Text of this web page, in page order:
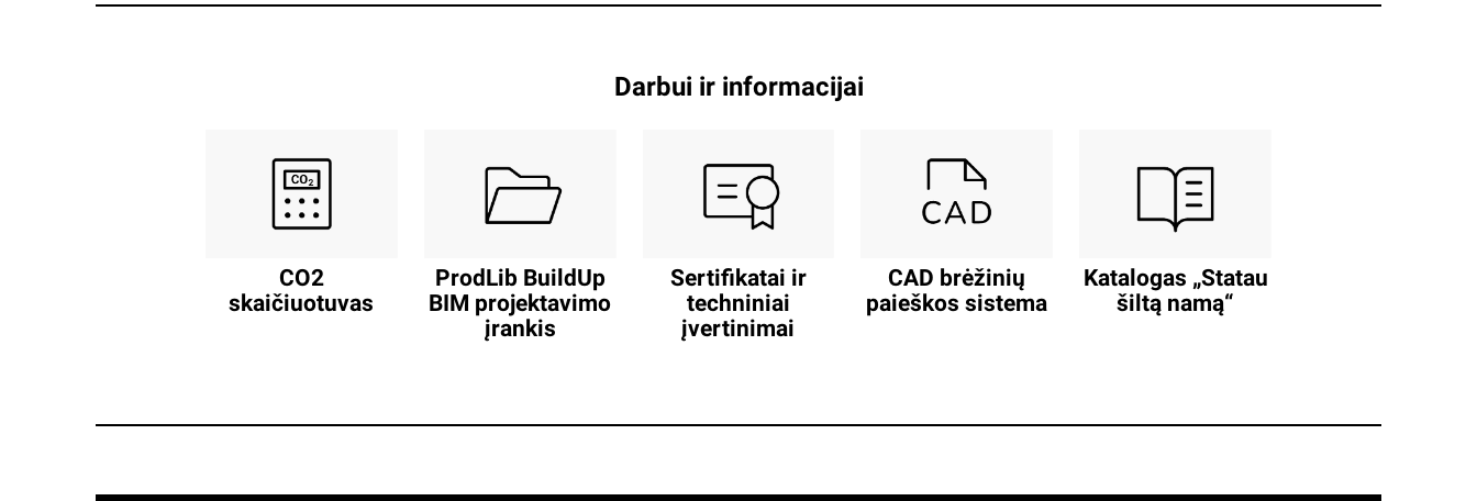
Darbui ir informacijai
CO2
skaičiuotuvas
ProdLib BuildUp
BIM projektavimo
įrankis
Sertifikatai ir
techniniai
įvertinimai
CAD brėžinių
paieškos sistema
Katalogas „Statau
šiltą namą“